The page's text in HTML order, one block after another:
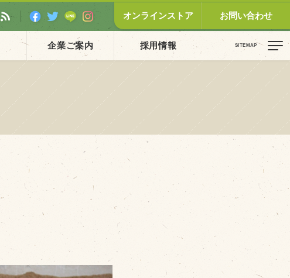
企業ご案内 採用情報
オンラインストア お問い合わせ
お知らせ
お客様の声
オリジナル投稿レシピ
十勝帯広の観光
牧場の仕事